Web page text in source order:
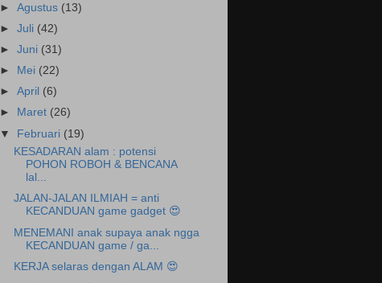
►Agustus (13)
►Juli (42)
►Juni (31)
►
Mei (22)
►April (6)
►
Maret (26)
▼ Februari (19)
KESADARAN alam : potensi
POHON ROBOH & BENCANA
lal...
JALAN-JALAN ILMIAH = anti
KECANDUAN game gadget 😍
MENEMANI anak supaya anak ngga
KECANDUAN game / ga...
KERJA selaras dengan ALAM 😍